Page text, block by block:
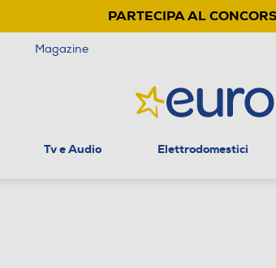
PARTECIPA AL
Magazine
Tv e Audio Elettrodomestici